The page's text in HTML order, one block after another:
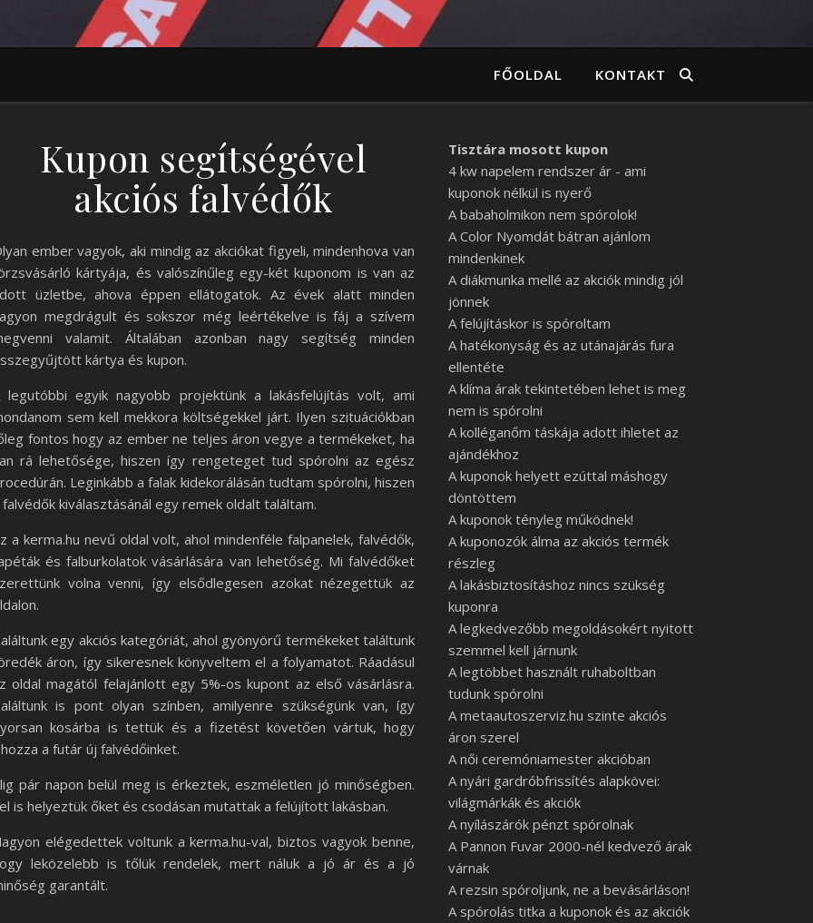
FŐOLDAL KONTAKT
Kupon segítségével
akciós falvédők
ember vagyok, aki mindig az akciókat figyeli, mindenhova van
kártyája, és valószínűleg egy-két kuponom is van az
üzletbe, ahova éppen ellátogatok. Az évek alatt minden
megdrágult és sokszor még leértékelve is fáj a szívem
valamit. Általában azonban nagy segítség minden
kártya és kupon.
legutóbbi egyik nagyobb projektünk a lakásfelújítás volt, ami
sem kell mekkora költségekkel járt. Ilyen szituációkban
fontos hogy az ember ne teljes áron vegye a termékeket, ha
rá lehetősége, hiszen így rengeteget tud spórolni az egész
Leginkább a falak kidekorálásán tudtam spórolni, hiszen
falvédők kiválasztásánál egy remek oldalt találtam.
a kerma.hu nevű oldal volt, ahol mindenféle falpanelek, falvédők,
és falburkolatok vásárlására van lehetőség. Mi falvédőket
volna venni, így elsődlegesen azokat nézegettük az
egy akciós kategóriát, ahol gyönyörű termékeket találtunk
áron, így sikeresnek könyveltem el a folyamatot. Ráadásul
oldal magától felajánlott egy 5%-os kupont az első vásárlásra.
is pont olyan színben, amilyenre szükségünk van, így
kosárba is tettük és a fizetést követően vártuk, hogy
a futár új falvédőinket.
pár napon belül meg is érkeztek, eszméletlen jó minőségben.
is helyeztük őket és csodásan mutattak a felújított lakásban.
elégedettek voltunk a kerma.hu-val, biztos vagyok benne,
leközelebb is tőlük rendelek, mert náluk a jó ár és a jó
garantált.
Tisztára mosott kupon
4 kw napelem rendszer ár - ami
kuponok nélkül is nyerő
A babaholmikon nem spórolok!
A Color Nyomdát bátran ajánlom
mindenkinek
A diákmunka mellé az akciók mindig jól
jönnek
A felújításkor is spóroltam
A hatékonyság és az utánajárás fura
ellentéte
A klíma árak tekintetében lehet is meg
nem is spórolni
A kolléganőm táskája adott ihletet az
ajándékhoz
A kuponok helyett ezúttal máshogy
döntöttem
A kuponok tényleg működnek!
A kuponozók álma az akciós termék
részleg
A lakásbiztosításhoz nincs szükség
kuponra
A legkedvezőbb megoldásokért nyitott
szemmel kell járnunk
A legtöbbet használt ruhaboltban
tudunk spórolni
A metaautoszerviz.hu szinte akciós
áron szerel
A női ceremóniamester akcióban
A nyári gardróbfrissítés alapkövei:
világmárkák és akciók
A nyílászárók pénzt spórolnak
A Pannon Fuvar 2000-nél kedvező árak
várnak
A rezsin spóroljunk, ne a bevásárláson!
A spórolás titka a kuponok és az akciók